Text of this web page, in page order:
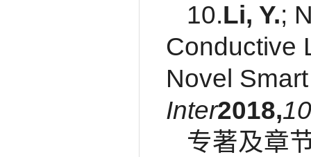
10.Li, Y.;
Conductive
Novel
Inter2018,10
专著及章